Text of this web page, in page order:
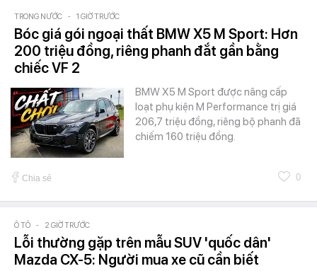
TRONG NƯỚC - 1 GIỜ TRƯỚC
Bóc giá gói ngoại thất BMW X5 M Sport: Hơn
200 triệu đồng, riêng phanh đắt gần bằng
chiếc VF 2
BMW X5 M Sport được nâng cấp
loạt phụ kiện M Performance trị giá
206,7 triệu đồng, riêng bộ phanh đã
chiếm 160 triệu đồng.
Chia sẻ 0
Ô TÔ - 2 GIỜ TRƯỚC
Lỗi thường gặp trên mẫu SUV 'quốc dân'
Mazda CX-5: Người mua xe cũ cần biết